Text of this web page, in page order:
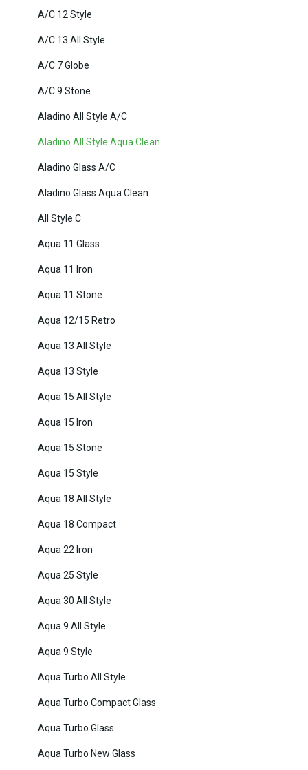
A/C 12 Style
A/C 13 All Style
A/C 7 Globe
A/C 9 Stone
Aladino All Style A/C
Aladino All Style Aqua Clean
Aladino Glass A/C
Aladino Glass Aqua Clean
All Style C
Aqua 11 Glass
Aqua 11 Iron
Aqua 11 Stone
Aqua 12/15 Retro
Aqua 13 All Style
Aqua 13 Style
Aqua 15 All Style
Aqua 15 Iron
Aqua 15 Stone
Aqua 15 Style
Aqua 18 All Style
Aqua 18 Compact
Aqua 22 Iron
Aqua 25 Style
Aqua 30 All Style
Aqua 9 All Style
Aqua 9 Style
Aqua Turbo All Style
Aqua Turbo Compact Glass
Aqua Turbo Glass
Aqua Turbo New Glass